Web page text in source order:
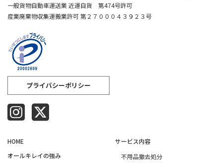
一般貨物自動車運送業 近運自貨 第474号許可
産業廃棄物収集運搬業許可 第２７０００４３９２３号
プライバシーポリシー
HOME
オールキレイの強み​
サービス内容
不用品撤去処分